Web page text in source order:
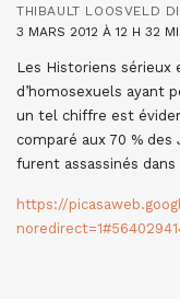
THIBAULT LOOSVELD
3 MARS 2012 À 12 H 32
Les Historiens sérieux
d’homosexuels ayant
un tel chiffre est
comparé aux 70 %
furent assassinés dans
https://